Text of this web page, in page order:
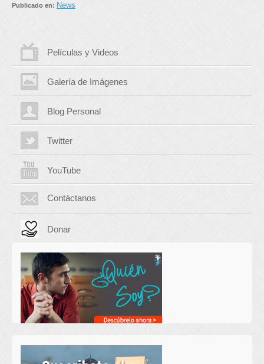
Publicado en: News
Películas y Videos
Galería de Imágenes
Blog Personal
Twitter
YouTube
Contáctanos
Donar